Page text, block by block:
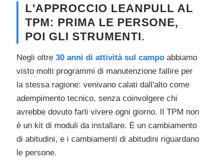
L'APPROCCIO LEANPULL AL
TPM: PRIMA LE PERSONE,
POI GLI STRUMENTI.
Negli oltre 30 anni di attività sul campoabbiamo
visto molti programmi di manutenzione fallire per
la stessa ragione: venivano calati dall'alto come
adempimento tecnico, senza coinvolgere chi
avrebbe dovuto farli vivere ogni giorno. Il TPM non
è un kit di moduli da installare. È un cambiamento
di abitudini, e i cambiamenti di abitudini riguardano
le persone.